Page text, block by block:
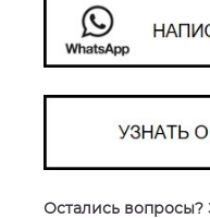
Остались вопросы?